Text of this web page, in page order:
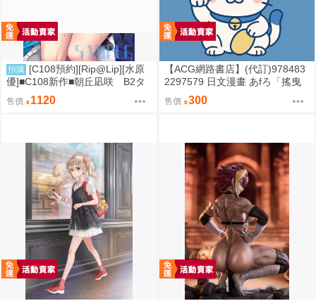
預購 [C108預約][Rip@Lip][水原
優]■C108新作■朝丘凪咲 B2タ
ペストリー(Wスエード) B2掛軸
售價 1120
【ACG網路書店】(代訂)978483
2297579 日文漫畫 あfろ「搖曳
露營△ / ゆるキャン△ (19)」
售價 300